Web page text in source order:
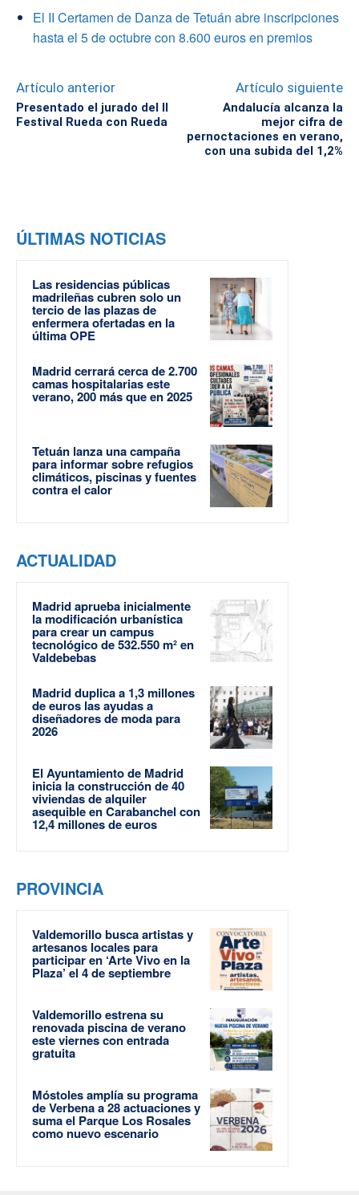
El II Certamen de Danza de Tetuán abre inscripciones
hasta el 5 de octubre con 8.600 euros en premios
Artículo anterior
Presentado el jurado del II
Festival Rueda con Rueda
Artículo siguiente
Andalucía alcanza la
mejor cifra de
pernoctaciones en verano,
con una subida del 1,2%
ÚLTIMAS NOTICIAS
Las residencias públicas
madrileñas cubren solo un
tercio de las plazas de
enfermera ofertadas en la
última OPE
Madrid cerrará cerca de 2.700
camas hospitalarias este
verano, 200 más que en 2025
Tetuán lanza una campaña
para informar sobre refugios
climáticos, piscinas y fuentes
contra el calor
ACTUALIDAD
Madrid aprueba inicialmente
la modificación urbanística
para crear un campus
tecnológico de 532.550 m² en
Valdebebas
Madrid duplica a 1,3 millones
de euros las ayudas a
diseñadores de moda para
2026
El Ayuntamiento de Madrid
inicia la construcción de 40
viviendas de alquiler
asequible en Carabanchel con
12,4 millones de euros
PROVINCIA
Valdemorillo busca artistas y
artesanos locales para
participar en ‘Arte Vivo en la
Plaza’ el 4 de septiembre
Valdemorillo estrena su
renovada piscina de verano
este viernes con entrada
gratuita
Móstoles amplía su programa
de Verbena a 28 actuaciones y
suma el Parque Los Rosales
como nuevo escenario